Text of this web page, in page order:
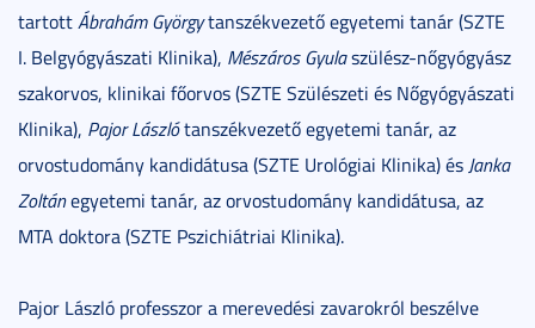
tartottÁbrahám Györgytanszékvezető egyetemi tanár (SZTE
I. Belgyógyászati Klinika), Mészáros Gyulaszülész-nőgyógyász
szakorvos, klinikai főorvos (SZTE Szülészeti és Nőgyógyászati
Klinika), Pajor Lászlótanszékvezető egyetemi tanár, az
orvostudomány kandidátusa (SZTE Urológiai Klinika) és Janka
Zoltánegyetemi tanár, az orvostudomány kandidátusa, az
MTA doktora (SZTE Pszichiátriai Klinika).
Pajor László professzor a merevedési zavarokról beszélve